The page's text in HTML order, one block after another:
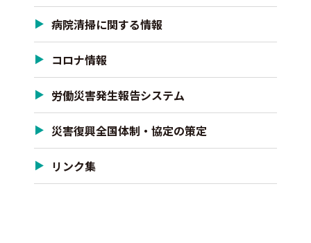
病院清掃に関する情報
コロナ情報
労働災害発生報告システム
災害復興全国体制・協定の策定
リンク集